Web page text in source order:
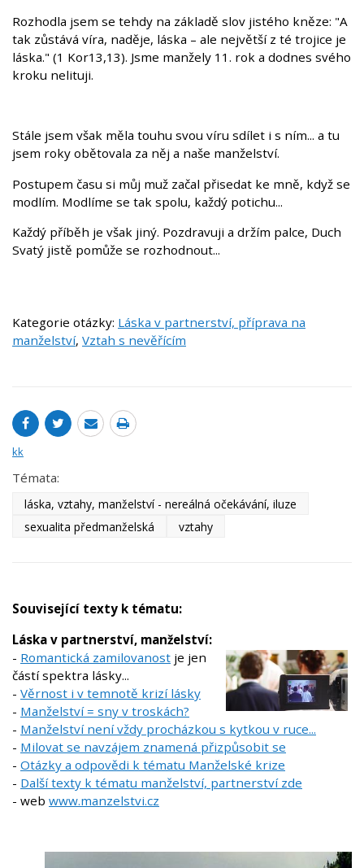
Rozhodla jsem se tehdy na základě slov jistého kněze: "A
tak zůstává víra, naděje, láska – ale největší z té trojice je
láska." (1 Kor13,13). Jsme manžely 11. rok a dodnes svého
kroku nelituji.
Stále jsem však měla touhu svou víru sdílet i s ním... a tu
jsem roky obětovala za něj a naše manželství.
Postupem času si můj muž začal přisedat ke mně, když se
modlím. Modlíme se tak spolu, každý potichu...
Každý příběh je však jiný. Pozdravuji a držím palce, Duch
Svatý jistě pomůže se rozhodnout...
Kategorie otázky: Láska v partnerství, příprava na
manželství, Vztah s nevěřícím
kk
Témata:
láska, vztahy, manželství - nereálná očekávání, iluze
sexualita předmanželská
vztahy
Související texty k tématu:
Láska v partnerství, manželství:
- Romantická zamilovanost je jen
částí spektra lásky...
- Věrnost i v temnotě krizí lásky
- Manželství = sny v troskách?
- Manželství není vždy procházkou s kytkou v ruce...
- Milovat se navzájem znamená přizpůsobit se
- Otázky a odpovědi k tématu Manželské krize
- Další texty k tématu manželství, partnerství zde
- web www.manzelstvi.cz